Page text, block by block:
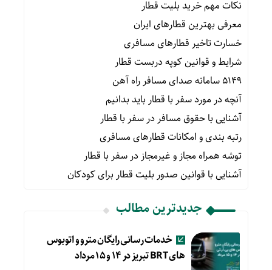
نکات مهم خرید بلیت قطار
معرفی بهترین قطارهای ایران
خسارت تاخیر قطارهای مسافری
شرایط و قوانین کوپه دربست قطار
۵۱۴۹ سامانه صدای مسافر راه آهن
آنچه در مورد سفر با قطار باید بدانیم
آشنایی با حقوق مسافر در سفر با قطار
رتبه بندی و امکانات قطارهای مسافری
توشه همراه مجاز و غیرمجاز در سفر با قطار
آشنایی با قوانین صدور بلیت قطار برای کودکان
جدیدترین مطالب
خدمات رسانی رایگان مترو و اتوبوس
های BRT تبریز در ۱۴ و ۱۵ مرداد